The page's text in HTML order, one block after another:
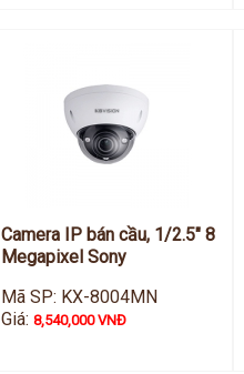
Camera IP bán cầu, 1/2.5" 8
Megapixel Sony
Mã SP: KX-8004MN
Giá:8,540,000 VNĐ